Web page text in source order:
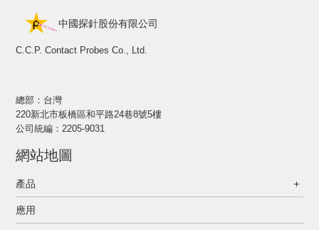
中國探針股份有限公司
C.C.P. Contact Probes Co., Ltd.
總部：台灣
220新北市板橋區和平路24巷8號5樓
公司統編：2205-9031
網站地圖
產品
應用